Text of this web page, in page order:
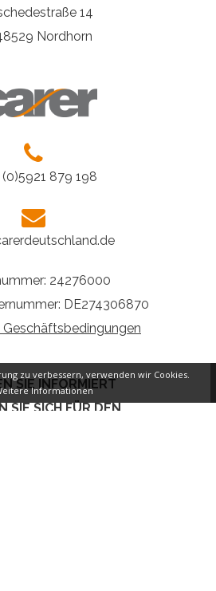
zu verbessern, verwenden wir Cookies.
Informationen
14
Nordhorn
(0)5921 879 198
24276000
DE274306870
SIE INFORMIERT
SIE SICH FÜR DEN